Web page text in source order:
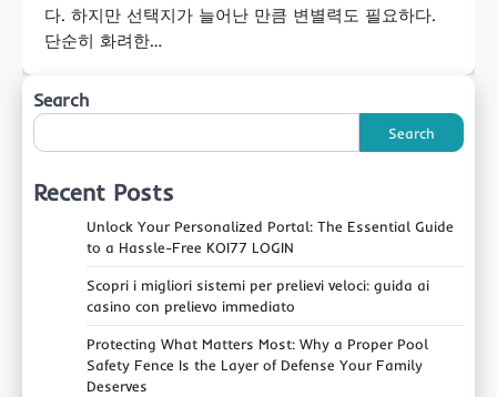
다. 하지만 선택지가 늘어난 만큼 변별력도 필요하다.
단순히 화려한…
Search
Search
Recent Posts
Unlock Your Personalized Portal: The Essential Guide
to a Hassle-Free KOI77 LOGIN
Scopri i migliori sistemi per prelievi veloci: guida ai
casino con prelievo immediato
Protecting What Matters Most: Why a Proper Pool
Safety Fence Is the Layer of Defense Your Family
Deserves